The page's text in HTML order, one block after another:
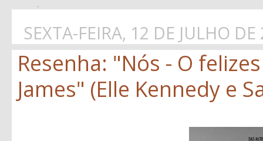
SEXTA-FEIRA, 12 DE JULHO
Resenha: "Nós - O
James" (Elle Kennedy e